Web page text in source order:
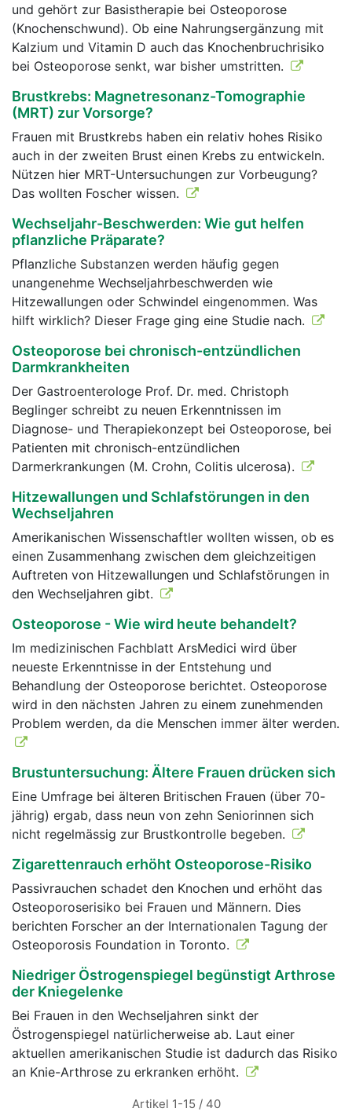
und gehört zur Basistherapie bei Osteoporose
(Knochenschwund). Ob eine Nahrungsergänzung mit
Kalzium und Vitamin D auch das Knochenbruchrisiko
bei Osteoporose senkt, war bisher umstritten.
Brustkrebs: Magnetresonanz-Tomographie
(MRT) zur Vorsorge?
Frauen mit Brustkrebs haben ein relativ hohes Risiko
auch in der zweiten Brust einen Krebs zu entwickeln.
Nützen hier MRT-Untersuchungen zur Vorbeugung?
Das wollten Foscher wissen.
Wechseljahr-Beschwerden: Wie gut helfen
pflanzliche Präparate?
Pflanzliche Substanzen werden häufig gegen
unangenehme Wechseljahrbeschwerden wie
Hitzewallungen oder Schwindel eingenommen. Was
hilft wirklich? Dieser Frage ging eine Studie nach.
Osteoporose bei chronisch-entzündlichen
Darmkrankheiten
Der Gastroenterologe Prof. Dr. med. Christoph
Beglinger schreibt zu neuen Erkenntnissen im
Diagnose- und Therapiekonzept bei Osteoporose, bei
Patienten mit chronisch-entzündlichen
Darmerkrankungen (M. Crohn, Colitis ulcerosa).
Hitzewallungen und Schlafstörungen in den
Wechseljahren
Amerikanischen Wissenschaftler wollten wissen, ob es
einen Zusammenhang zwischen dem gleichzeitigen
Auftreten von Hitzewallungen und Schlafstörungen in
den Wechseljahren gibt.
Osteoporose - Wie wird heute behandelt?
Im medizinischen Fachblatt ArsMedici wird über
neueste Erkenntnisse in der Entstehung und
Behandlung der Osteoporose berichtet. Osteoporose
wird in den nächsten Jahren zu einem zunehmenden
Problem werden, da die Menschen immer älter werden.
Brustuntersuchung: Ältere Frauen drücken sich
Eine Umfrage bei älteren Britischen Frauen (über 70-
jährig) ergab, dass neun von zehn Seniorinnen sich
nicht regelmässig zur Brustkontrolle begeben.
Zigarettenrauch erhöht Osteoporose-Risiko
Passivrauchen schadet den Knochen und erhöht das
Osteoporoserisiko bei Frauen und Männern. Dies
berichten Forscher an der Internationalen Tagung der
Osteoporosis Foundation in Toronto.
Niedriger Östrogenspiegel begünstigt Arthrose
der Kniegelenke
Bei Frauen in den Wechseljahren sinkt der
Östrogenspiegel natürlicherweise ab. Laut einer
aktuellen amerikanischen Studie ist dadurch das Risiko
an Knie-Arthrose zu erkranken erhöht.
Artikel 1-15 / 40